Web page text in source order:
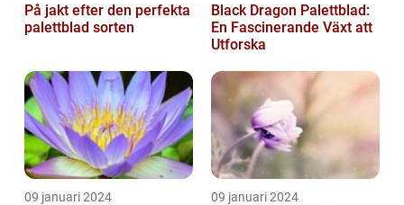
På jakt efter den perfekta
palettblad sorten
Black Dragon Palettblad:
En Fascinerande Växt att
Utforska
09 januari 2024 09 januari 2024